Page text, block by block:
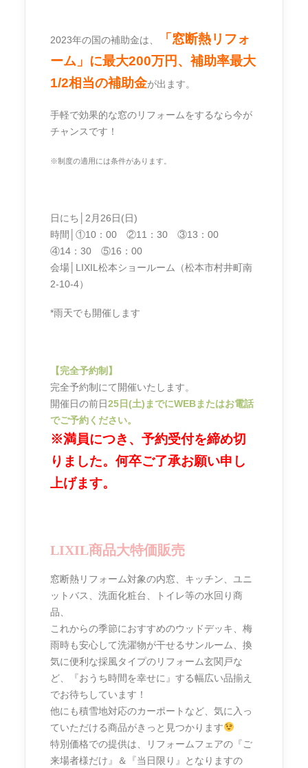
2023年の国の補助金は、
「窓断熱リフォ
ーム」に最大200万円、補助率最大
1/2相当の補助金が出ます。
手軽で効果的な窓のリフォームをするなら今が
チャンスです！
※制度の適用には条件があります。
日にち│2月26日(日)
時間│①10：00 ②11：30 ③13：00
④14：30 ⑤16：00
会場│LIXIL松本ショールーム（松本市村井町南
2-10-4）
*雨天でも開催します
【完全予約制】
完全予約制にて開催いたします。
開催日の前日25日(土)までにWEBまたはお電話
でご予約ください。
※満員につき、予約受付を締め切
りました。何卒ご了承お願い申し
上げます。
LIXIL商品大特価販売
窓断熱リフォーム対象の内窓、キッチン、ユニ
ットバス、洗面化粧台、トイレ等の水回り商
品、
これからの季節におすすめのウッドデッキ、梅
雨時も安心して洗濯物が干せるサンルーム、換
気に便利な採風タイプのリフォーム玄関戸な
ど、『おうち時間を幸せに』する幅広い品揃え
でお待ちしています！
他にも積雪地対応のカーポートなど、気に入っ
ていただける商品がきっと見つかります
特別価格での提供は、リフォームフェアの『ご
来場者様だけ』＆『当日限り』となりますの